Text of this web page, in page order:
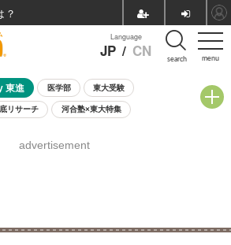
menu
Language
JP / CN search
東進 医学部 東大受験
リサーチ 河合塾×東大特集
8月開催学校説明会・相談会
advertisement